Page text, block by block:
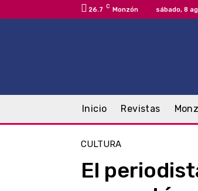
26.7 C Monzón sábado, 8
Inicio Revistas
CULTURA
El